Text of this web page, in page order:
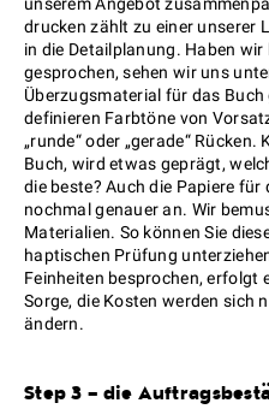
drucken zählt zu einer unserer
in die Detailplanung. Haben
gesprochen, sehen wir uns
Überzugsmaterial für das
definieren Farbtöne von
„runde“ oder „gerade“
Buch, wird etwas geprägt,
die beste? Auch die Papiere
nochmal genauer an. Wir
Materialien. So können Sie
haptischen Prüfung
Feinheiten besprochen, erfolgt
Sorge, die Kosten werden sich
ändern.
Step 3 – die